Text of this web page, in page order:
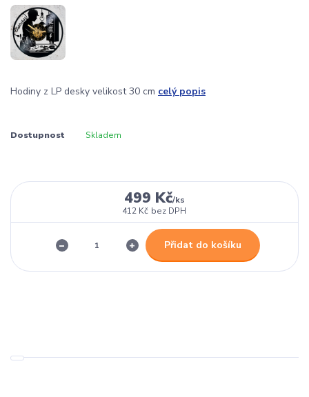
Hodiny z LP desky velikost 30 cm celý popis
Dostupnost Skladem
499 Kč/ks
412 Kč bez DPH
Přidat do košíku